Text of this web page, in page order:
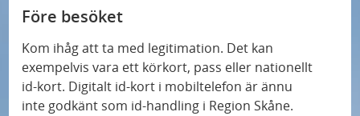
Före besöket
Kom ihåg att ta med legitimation. Det kan
exempelvis vara ett körkort, pass eller nationellt
id-kort. Digitalt id-kort i mobiltelefon är ännu
inte godkänt som id-handling i Region Skåne.